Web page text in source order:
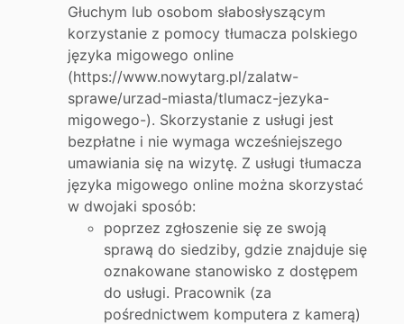
Głuchym lub osobom słabosłyszącym
korzystanie z pomocy tłumacza polskiego
języka migowego online
(https://www.nowytarg.pl/zalatw-
sprawe/urzad-miasta/tlumacz-jezyka-
migowego-). Skorzystanie z usługi jest
bezpłatne i nie wymaga wcześniejszego
umawiania się na wizytę. Z usługi tłumacza
języka migowego online można skorzystać
w dwojaki sposób:
poprzez zgłoszenie się ze swoją
sprawą do siedziby, gdzie znajduje się
oznakowane stanowisko z dostępem
do usługi. Pracownik (za
pośrednictwem komputera z kamerą)